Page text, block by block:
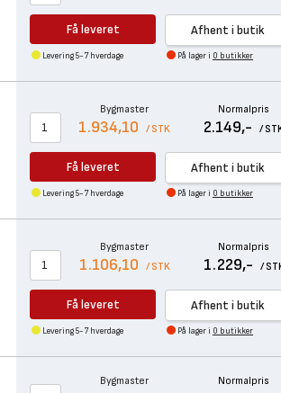
Få leveret Afhent i butik
Levering 5-7 hverdage På lager i 0 butikker
Bygmaster
1.934,10 / STK
Normalpris
2.149,- /
Få leveret Afhent i butik
Levering 5-7 hverdage På lager i 0 butikker
Bygmaster
1.106,10 / STK
Normalpris
1.229,- /
Få leveret Afhent i butik
Levering 5-7 hverdage På lager i 0 butikker
Bygmaster Normalpris